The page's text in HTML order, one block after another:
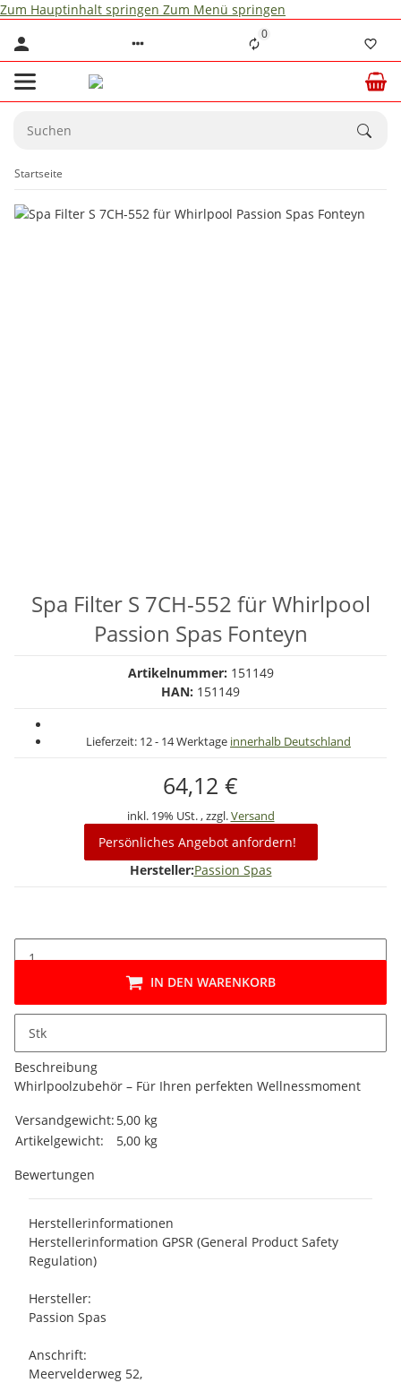
Zum Hauptinhalt springen Zum Menü springen
0
Startseite
Spa Filter S 7CH-552 für Whirlpool
Passion Spas Fonteyn
Artikelnummer: 151149
HAN: 151149
Lieferzeit: 12 - 14 Werktage innerhalb Deutschland
64,12 €
inkl. 19% USt. , zzgl.Versand
Persönliches Angebot anfordern!
Hersteller:Passion Spas
Stk
IN DEN WARENKORB
Beschreibung
Whirlpoolzubehör – Für Ihren perfekten Wellnessmoment
Produkteigenschaft
Wert
Versandgewicht: 5,00 kg
Artikelgewicht:
5,00 kg
Bewertungen
Herstellerinformationen
Herstellerinformation GPSR (General Product Safety
Regulation)
Hersteller:
Passion Spas
Anschrift:
Meervelderweg 52,